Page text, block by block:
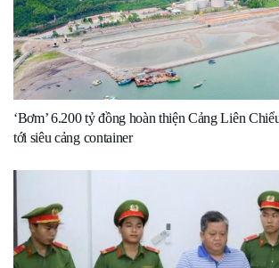
‘Bơm’ 6.200 tỷ đồng hoàn thiện Cảng Liên
tới siêu cảng container